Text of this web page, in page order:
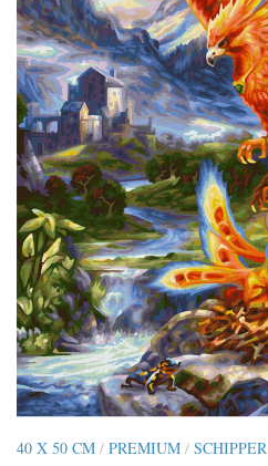
40 X 50 CM / PREMIUM / SCHIPPER